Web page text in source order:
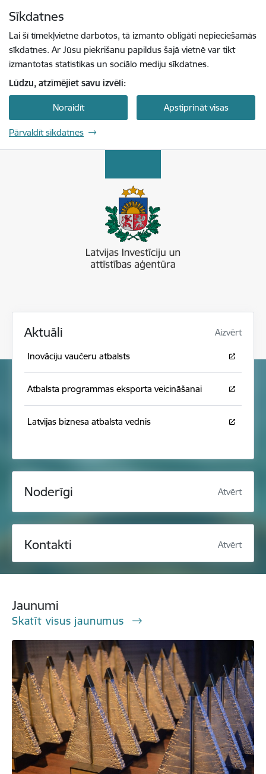
Sīkdatnes
Lai šī tīmekļvietne darbotos, tā izmanto obligāti nepieciešamās
sīkdatnes. Ar Jūsu piekrišanu papildus šajā vietnē var tikt
izmantotas statistikas un sociālo mediju sīkdatnes.
Lūdzu, atzīmējiet savu izvēli:
Noraidīt Apstiprināt visas
Pārvaldīt sīkdatnes
Aktuāli Aizvērt
Inovāciju vaučeru atbalsts
Atbalsta programmas eksporta veicināšanai
Latvijas biznesa atbalsta vednis
Noderīgi Atvērt
Kontakti Atvērt
Jaunumi
Skatīt visus jaunumus